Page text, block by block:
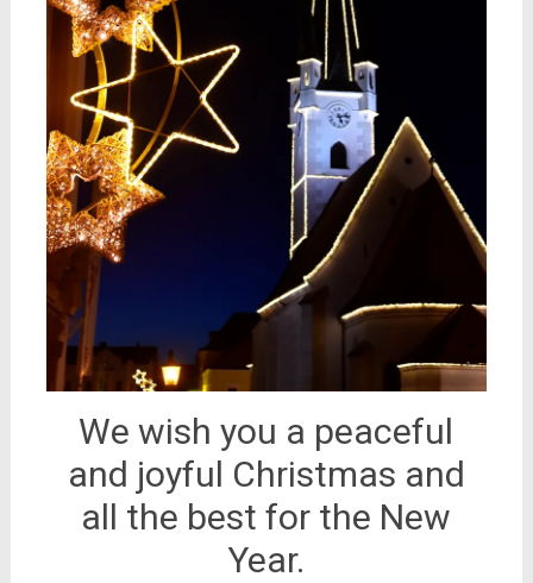
We wish you a peaceful
and joyful Christmas and
all the best for the New
Year.